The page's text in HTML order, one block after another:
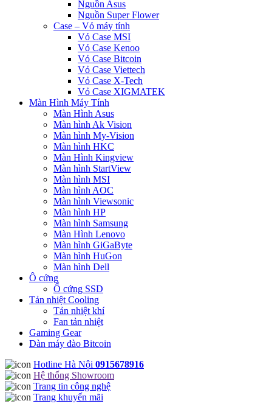
Nguồn Asus
Nguồn Super Flower
Case – Vỏ máy tính
Vỏ Case MSI
Vỏ Case Kenoo
Vỏ Case Bitcoin
Vỏ Case Viettech
Vỏ Case X-Tech
Vỏ Case XIGMATEK
Màn Hình Máy Tính
Màn Hình Asus
Màn hình Ak Vision
Màn hình My-Vision
Màn hình HKC
Màn Hình Kingview
Màn hình StartView
Màn hình MSI
Màn hình AOC
Màn hình Viewsonic
Màn hình HP
Màn hình Samsung
Màn Hình Lenovo
Màn hình GiGaByte
Màn hình HuGon
Màn hình Dell
Ô cứng
Ổ cứng SSD
Tản nhiệt Cooling
Tản nhiệt khí
Fan tản nhiệt
Gaming Gear
Dàn máy đào Bitcoin
Hotline Hà Nội 0915678916
Hệ thống Showroom
Trang tin công nghệ
Trang khuyến mãi